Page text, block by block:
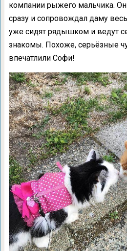
компании рыжего мальчика. Он
сразу и сопровождал даму
уже сидят рядышком и ведут
знакомы. Похоже, серьёзные
впечатлили Софи!